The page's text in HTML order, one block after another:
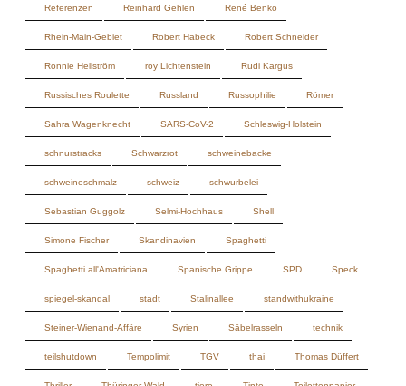
Sahra Wagenknecht SARS-CoV-2 Schleswig-Holstein
schnurstracks Schwarzrot schweinebacke
schweineschmalz schweiz schwurbelei
Sebastian Guggolz Selmi-Hochhaus Shell
Simone Fischer Skandinavien Spaghetti
Spaghetti all'Amatriciana Spanische Grippe
spiegel-skandal stadt Stalinallee
Steiner-Wienand-Affäre Syrien Säbelrasseln
teilshutdown Tempolimit thai
Thriller Thüringer Wald tiere Tinte Toilettenpapier
Tomaten Toni Hofreiter TWSBI TWSBI Eco
twsbi vac 700r UdSSR Ukraine Ukraine-Krieg
Ukrainekrise Ultra-Klumpstreu Universität der Bundeswehr